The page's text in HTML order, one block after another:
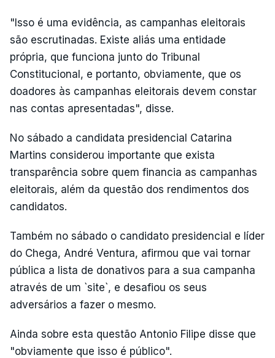
"Isso é uma evidência, as campanhas eleitorais
são escrutinadas. Existe aliás uma entidade
própria, que funciona junto do Tribunal
Constitucional, e portanto, obviamente, que os
doadores às campanhas eleitorais devem constar
nas contas apresentadas", disse.
No sábado a candidata presidencial Catarina
Martins considerou importante que exista
transparência sobre quem financia as campanhas
eleitorais, além da questão dos rendimentos dos
candidatos.
Também no sábado o candidato presidencial e líder
do Chega, André Ventura, afirmou que vai tornar
pública a lista de donativos para a sua campanha
através de um `site`, e desafiou os seus
adversários a fazer o mesmo.
Ainda sobre esta questão Antonio Filipe disse que
"obviamente que isso é público".